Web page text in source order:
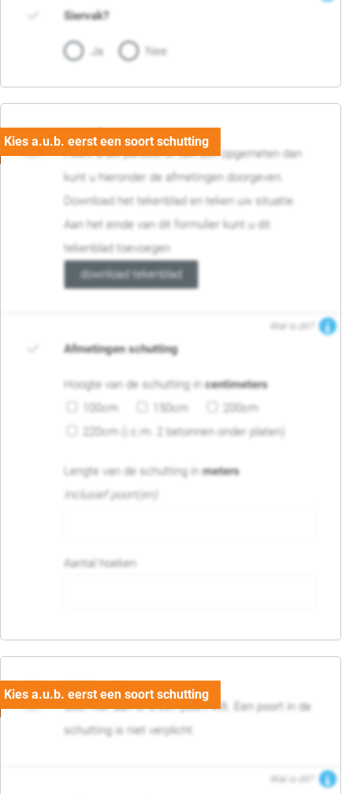
Siervak?
Ja Nee
04. Afmetingen
Heeft u uw perceel of tuin zelf opgemeten dan
kunt u hieronder de afmetingen doorgeven.
Download het tekenblad en teken uw situatie.
Aan het einde van dit formulier kunt u dit
tekenblad toevoegen
download tekenblad
Wat is dit?
Afmetingen schutting
Hoogte van de schutting incentimeters
100cm
150cm
200cm
220cm (i.c.m. 2 betonnen onder platen)
Lengte van de schutting inmeters
Inclusief poort(en)
Aantal hoeken
05. Poort
Geef hier aan of u een poort wilt. Een poort in de
schutting is niet verplicht.
Wat is dit?